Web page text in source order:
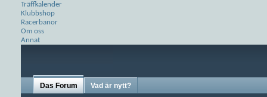
Träffkalender
Klubbshop
Racerbanor
Om oss
Annat
Das Forum Vad är nytt?